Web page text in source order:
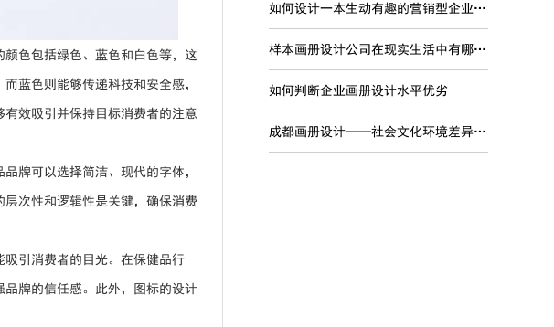
色包括绿色、蓝色和白色等，这
蓝色则能够传递科技和安全感，
效吸引并保持目标消费者的注意
牌可以选择简洁、现代的字体，
次性和逻辑性是关键，确保消费
引消费者的目光。在保健品行
牌的信任感。此外，图标的设计
如何设计一本生动有趣的营销型企业宣传画册
样本画册设计公司在现实生活中有哪些现实意义？
如何判断企业画册设计水平优劣
成都画册设计——社会文化环境差异对品牌国际化的影响